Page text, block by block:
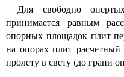
Для свободно
принимается равным
опорных площадок плит
на опорах плит
пролету в свету (до грани